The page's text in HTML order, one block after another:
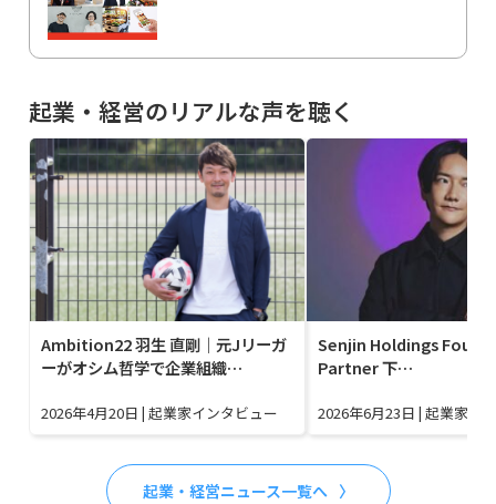
起業・経営のリアルな声を聴く
Ambition22 羽生 直剛｜元Jリーガ
ーがオシム哲学で企業組織…
2026年4月20日 | 起業家インタビュー
Senjin Holdings
Partner 下…
2026年6月23日 | 起業家イ
起業・経営ニュース一覧へ